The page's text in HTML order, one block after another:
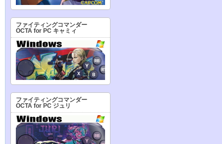
ファイティングコマンダー
OCTA for PC キャミィ
ファイティングコマンダー
OCTA for PC ジュリ